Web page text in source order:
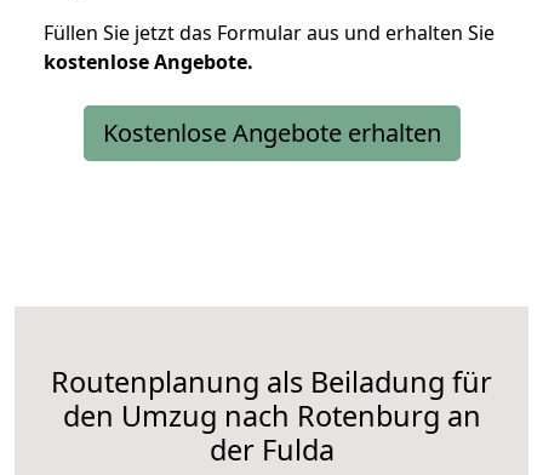
Füllen Sie jetzt das Formular aus und erhalten Sie
kostenloseAngebote.
Kostenlose Angebote erhalten
Routenplanung als Beiladung für
den Umzug nach Rotenburg an
der Fulda